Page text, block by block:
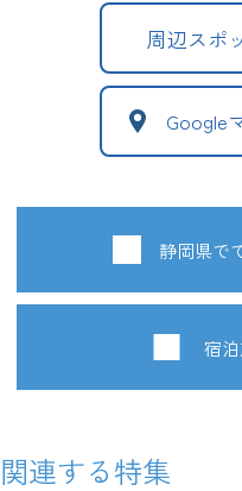
周辺スポ
Google
静岡県で
宿
関連する特集